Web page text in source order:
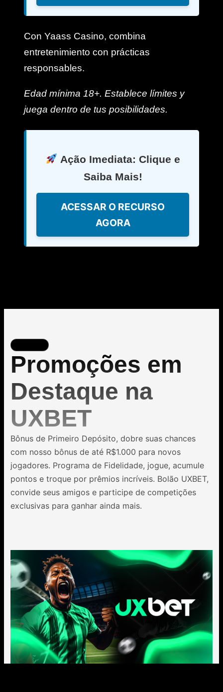
Con Yaass Casino, combina
entretenimiento con prácticas
responsables.
Edad mínima 18+. Establece límites y
juega dentro de tus posibilidades.
Ação Imediata: Clique e
Saiba Mais!
ACESSAR O RECURSO
AGORA
Promoções em
Destaque na
UXBET
Bônus de Primeiro Depósito, dobre suas chances
com nosso bônus de até R$1.000 para novos
jogadores. Programa de Fidelidade, jogue, acumule
pontos e troque por prêmios incríveis. Bolão UXBET,
convide seus amigos e participe de competições
exclusivas para ganhar ainda mais.